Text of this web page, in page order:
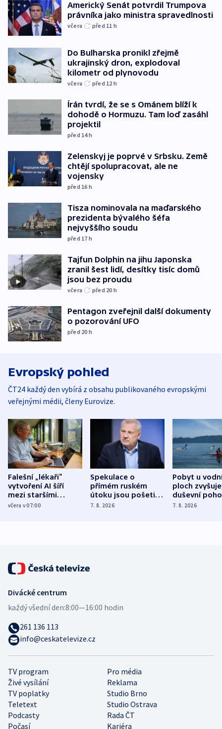
Americký Senát potvrdil Trumpova
právníka jako ministra spravedlnosti
včera před 11 h
Do Bulharska pronikl zřejmě
ukrajinský dron, explodoval
kilometr od plynovodu
včera před 12 h
Írán tvrdí, že se s Ománem blíží k
dohodě o Hormuzu. Tam loď zasáhl
projektil
před 14h
Zelenskyj je poprvé v Srbsku. Země
chtějí spolupracovat, ale ne
vojensky
před 16 h
Tisza nominovala na maďarského
prezidenta bývalého šéfa
nejvyššího soudu
před 17 h
Tajfun Dolphin na jihu Japonska
zranil šest lidí, desítky tisíc domů
jsou bez proudu
včera před 20 h
Pentagon zveřejnil další dokumenty
o pozorování UFO
před 20 h
Evropský pohled
ČT24 každý den vybírá z obsahu publikovaného evropskými
veřejnými médii, členy Eurovize.
Falešní „lékaři“
vytvoření AI šíří
mezi staršími
Poláky nebezpečné
včera v 07:00
Spekulace o
přímém ruském
útoku jsou pošetilé,
míní estonský
7. 8. 2026
Pobyt u
ploch zvyšuje
duševní
ukázala
7. 8. 2026
TV program
Pro média
Živé vysílání
Reklama
TV poplatky
Studio Brno
Teletext
Studio Ostrava
Podcasty
Rada ČT
Počasí
Kariéra
Divácké centrum
každý všední den:8:00—16:00 hodin
261 136 113
info@ceskatelevize.cz